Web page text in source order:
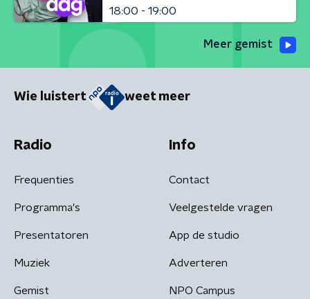
18:00 - 19:00
Meer gemist
Wie luistert weet meer
Radio
Frequenties
Programma's
Presentatoren
Muziek
Gemist
Info
Contact
Veelgestelde vragen
App de studio
Adverteren
NPO Campus